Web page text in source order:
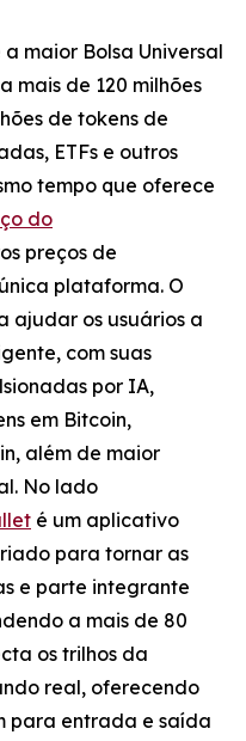
a maior Bolsa Universal
mais de 120 milhões
de tokens de
ETFs e outros
tempo que oferece
do
preços de
plataforma. O
ajudar os usuários a
com suas
por IA,
em Bitcoin,
além de maior
No lado
é um aplicativo
para tornar as
e parte integrante
a mais de 80
os trilhos da
real, oferecendo
para entrada e saída